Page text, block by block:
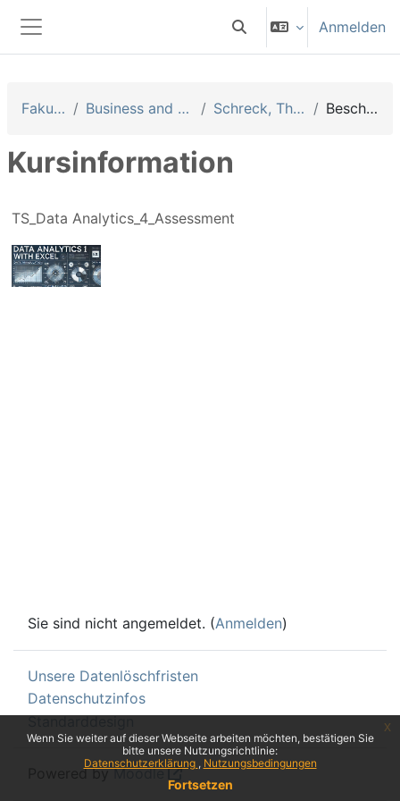
Wenn Sie weiter auf dieser Webseite arbeiten möchten, bestätigen Sie
bitte unsere Nutzungsrichtlinie:
Datenschutzerklärung
Nutzungsbedingungen
Fortsetzen
x
Website-Übersicht
Sucheingabe umschalten
Anmelden
Fakultäten Business and Management Schreck, Thomas (Sth) Beschreibung
Kursinformation
TS_Data Analytics_4_Assessment
Sie sind nicht angemeldet. (Anmelden)
Unsere Datenlöschfristen
Datenschutzinfos
Standarddesign
Powered byMoodle